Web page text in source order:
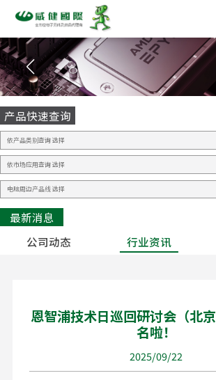
产品快速查询
最新消息
公司动态
行业资讯
恩智浦技术日巡回研讨会（北
名啦！
2025/09/22